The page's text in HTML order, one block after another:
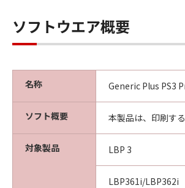
ソフトウエア概要
名称 Generic Plus PS3
ソフト概要 本製品は、印刷す
対象製品 LBP 3
LBP361i/LBP362i